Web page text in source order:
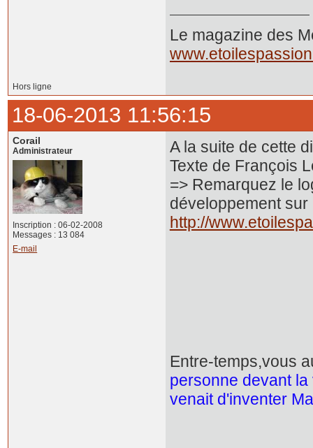
Le magazine des
Hors ligne
18-06-2013 11:56:15
Corail
Administrateur
Inscription : 06-02-2008
Messages : 13 084
E-mail
A la suite de cette
Texte de François
=> Remarquez le
développement
http://
Entre-temps,vous
personne devant
venait d'inventer